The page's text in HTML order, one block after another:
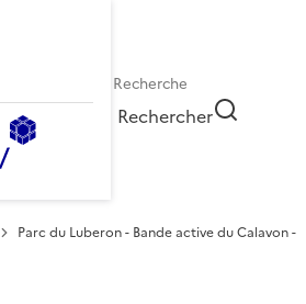
Rechercher
Parc du Luberon - Bande active du Calavon -